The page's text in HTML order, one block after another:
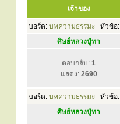
เจ้าของ
บอร์ด: บทความธรรมะ หัวข้อ:
ศิษย์หลวงปู่ทา
ตอบกลับ: 1
แสดง: 2690
บอร์ด: บทความธรรมะ หัวข้อ:
ศิษย์หลวงปู่ทา